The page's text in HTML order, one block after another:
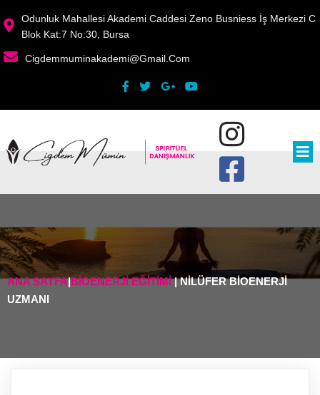
Odunluk Mahallesi Akademi Caddesi Zeno Busniess İş Merkezi C
Blok Kat:7 No:30, Bursa
Cigdemmuminakademi@gmail.com
ANA SAYFA|BIOENERJI EĞITIMI | NILÜFER BIOENERJI
UZMANI